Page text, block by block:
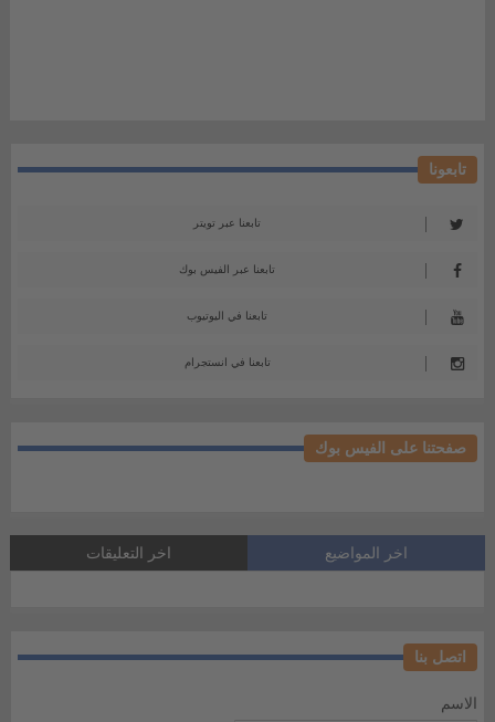
تابعونا
تابعنا عبر تويتر
تابعنا عبر الفيس بوك
تابعنا في اليوتيوب
تابعنا في انستجرام
صفحتنا على الفيس بوك
اخر المواضيع اخر التعليقات
اتصل بنا
الاسم